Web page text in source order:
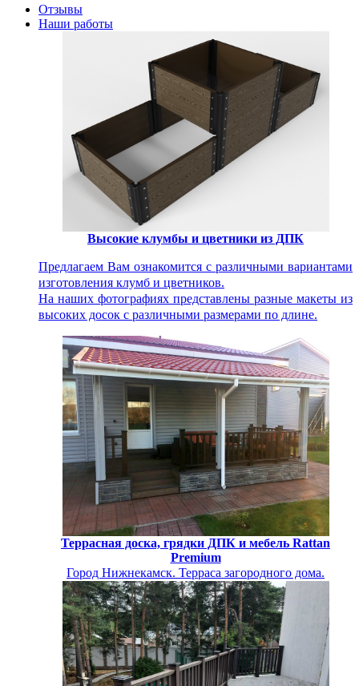
Отзывы
Наши работы
Высокие клумбы и цветники из ДПК
Предлагаем Вам ознакомится с различными вариантами
изготовления клумб и цветников.
На наших фотографиях представлены разные макеты из
высоких досок с различными размерами по длине.
Террасная доска, грядки ДПК и мебель Rattan
Premium
Город Нижнекамск. Терраса загородного дома.